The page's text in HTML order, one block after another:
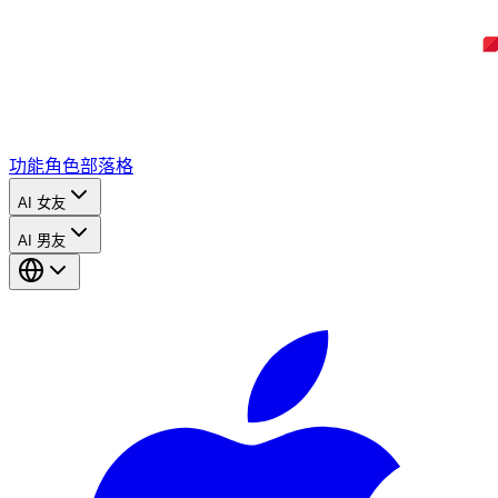
功能角色部落格
AI 女友
AI 男友